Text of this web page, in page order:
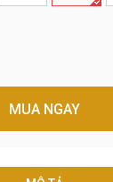
MUA NGAY